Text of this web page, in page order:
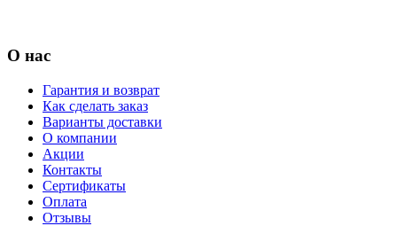
О нас
Гарантия и возврат
Как сделать заказ
Варианты доставки
О компании
Акции
Контакты
Сертификаты
Оплата
Отзывы